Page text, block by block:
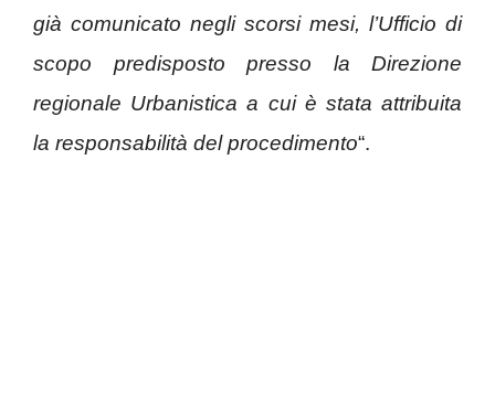
già comunicato negli scorsi mesi, l’Ufficio di
scopo predisposto presso la Direzione
regionale Urbanistica a cui è stata attribuita
la responsabilità del procedimento“.